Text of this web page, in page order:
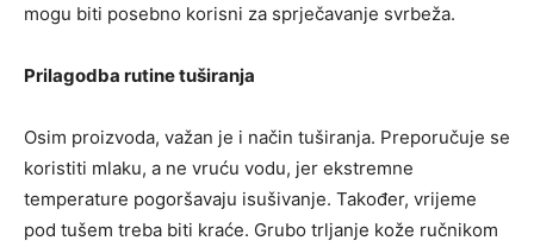
mogu biti posebno korisni za sprječavanje svrbeža.
Prilagodba rutine tuširanja
Osim proizvoda, važan je i način tuširanja. Preporučuje se
koristiti mlaku, a ne vruću vodu, jer ekstremne
temperature pogoršavaju isušivanje. Također, vrijeme
pod tušem treba biti kraće. Grubo trljanje kože ručnikom